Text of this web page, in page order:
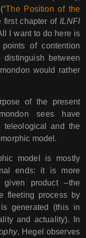
“The Position of the
first chapter of ILNFI
I want to do here is
of contention
between
would rather
of the present
sees have
and the
model.
model is mostly
ends: it is more
product –the
fleeting process by
generated (this in
and actuality). In
, Hegel observes